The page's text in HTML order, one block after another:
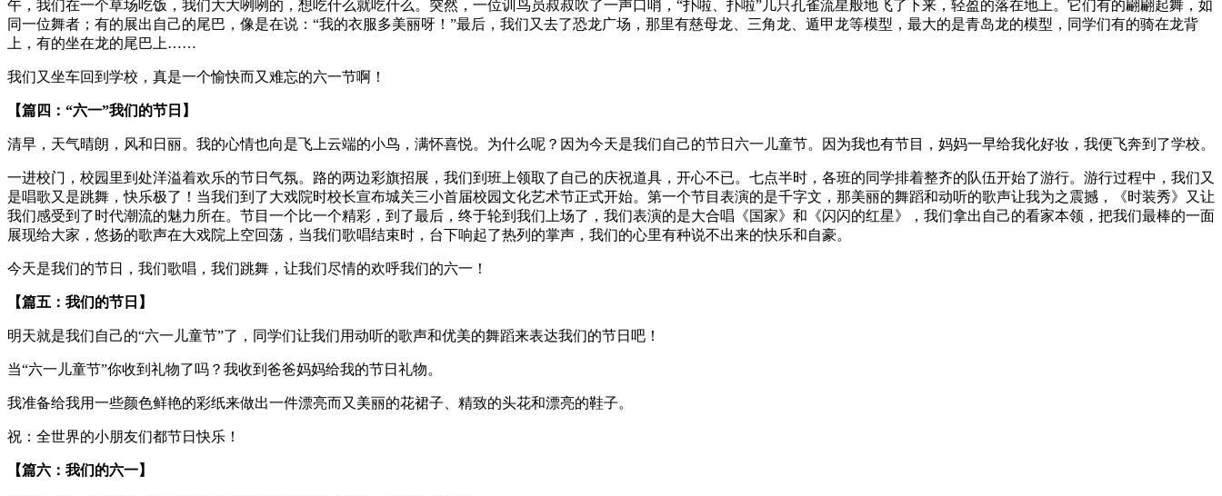
午，我们在一个草场吃饭，我们大大咧咧的，想吃什么就吃什么。突然，一位训鸟员叔叔吹了一声口哨，“扑啦、扑啦”几只孔雀流星般地飞了下来，轻盈的落在地上。它们有的翩翩起舞，如
同一位舞者；有的展出自己的尾巴，像是在说：“我的衣服多美丽呀！”最后，我们又去了恐龙广场，那里有慈母龙、三角龙、遁甲龙等模型，最大的是青岛龙的模型，同学们有的骑在龙背
上，有的坐在龙的尾巴上……
我们又坐车回到学校，真是一个愉快而又难忘的六一节啊！
【篇四：“六一”我们的节日】
清早，天气晴朗，风和日丽。我的心情也向是飞上云端的小鸟，满怀喜悦。为什么呢？因为今天是我们自己的节日六一儿童节。因为我也有节目，妈妈一早给我化好妆，我便飞奔到了学校。
一进校门，校园里到处洋溢着欢乐的节日气氛。路的两边彩旗招展，我们到班上领取了自己的庆祝道具，开心不已。七点半时，各班的同学排着整齐的队伍开始了游行。游行过程中，我们又
是唱歌又是跳舞，快乐极了！当我们到了大戏院时校长宣布城关三小首届校园文化艺术节正式开始。第一个节目表演的是千字文，那美丽的舞蹈和动听的歌声让我为之震撼，《时装秀》又让
我们感受到了时代潮流的魅力所在。节目一个比一个精彩，到了最后，终于轮到我们上场了，我们表演的是大合唱《国家》和《闪闪的红星》，我们拿出自己的看家本领，把我们最棒的一面
展现给大家，悠扬的歌声在大戏院上空回荡，当我们歌唱结束时，台下响起了热列的掌声，我们的心里有种说不出来的快乐和自豪。
今天是我们的节日，我们歌唱，我们跳舞，让我们尽情的欢呼我们的六一！
【篇五：我们的节日】
明天就是我们自己的“六一儿童节”了，同学们让我们用动听的歌声和优美的舞蹈来表达我们的节日吧！
当“六一儿童节”你收到礼物了吗？我收到爸爸妈妈给我的节日礼物。
我准备给我用一些颜色鲜艳的彩纸来做出一件漂亮而又美丽的花裙子、精致的头花和漂亮的鞋子。
祝：全世界的小朋友们都节日快乐！
【篇六：我们的六一】